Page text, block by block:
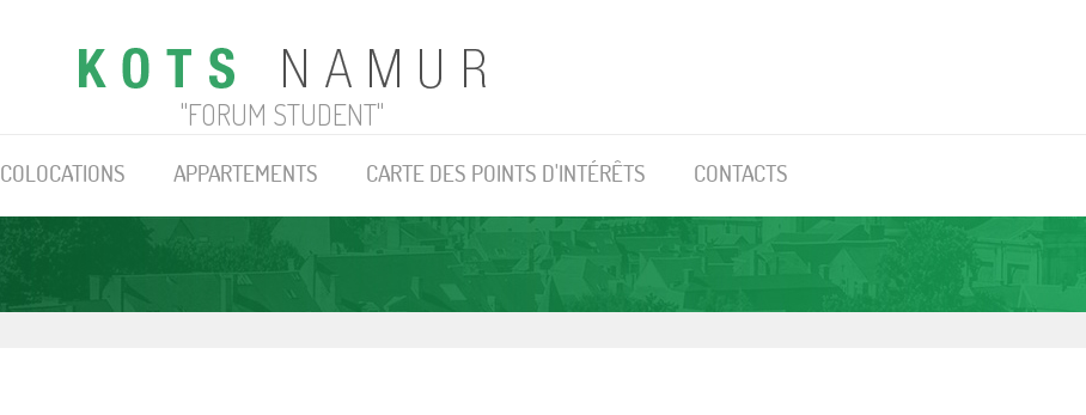
"FORUM STUDENT"
COLOCATIONS APPARTEMENTS CARTE DES POINTS D'INTÉRÊTS CONTACTS